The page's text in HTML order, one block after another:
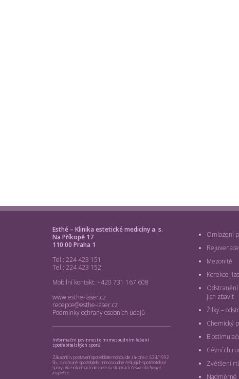
Esthé – Klinika estetické medicíny a. s.
Na Příkopě 17
110 00 Praha 1
Tel.: 224 423 151
Tel.: 224 423 152
Mobilní kontakt: +420 731 167 608
www.esthe-laser.cz
recepce@esthe-laser.cz
Podmínky ochrany osobních údajů
Informační povinnost o mimosoudním řešení
spotřebitelských sporů
Zákazníci v postavení spotřebitele mohou dle zákona č. 634/1992
Sb., o ochraně spotřebitele, mimosoudně řešit jejich spotřebitelské
spory. Více informací naleznete na stránkáchčeske obchodní
inspekce
Omlazení
Rejuvenace
Mezonitě
Korekce
Odstranění
jich zbavit
Žilky –
Chemický
Cévní
Zvětšení
Nadměrné